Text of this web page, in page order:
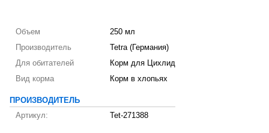
Объем
250 мл
Производитель
Tetra (Германия)
Для обитателей
Корм для Цихлид
Вид корма
Корм в хлопьях
ПРОИЗВОДИТЕЛЬ
Артикул:
Tet-271388